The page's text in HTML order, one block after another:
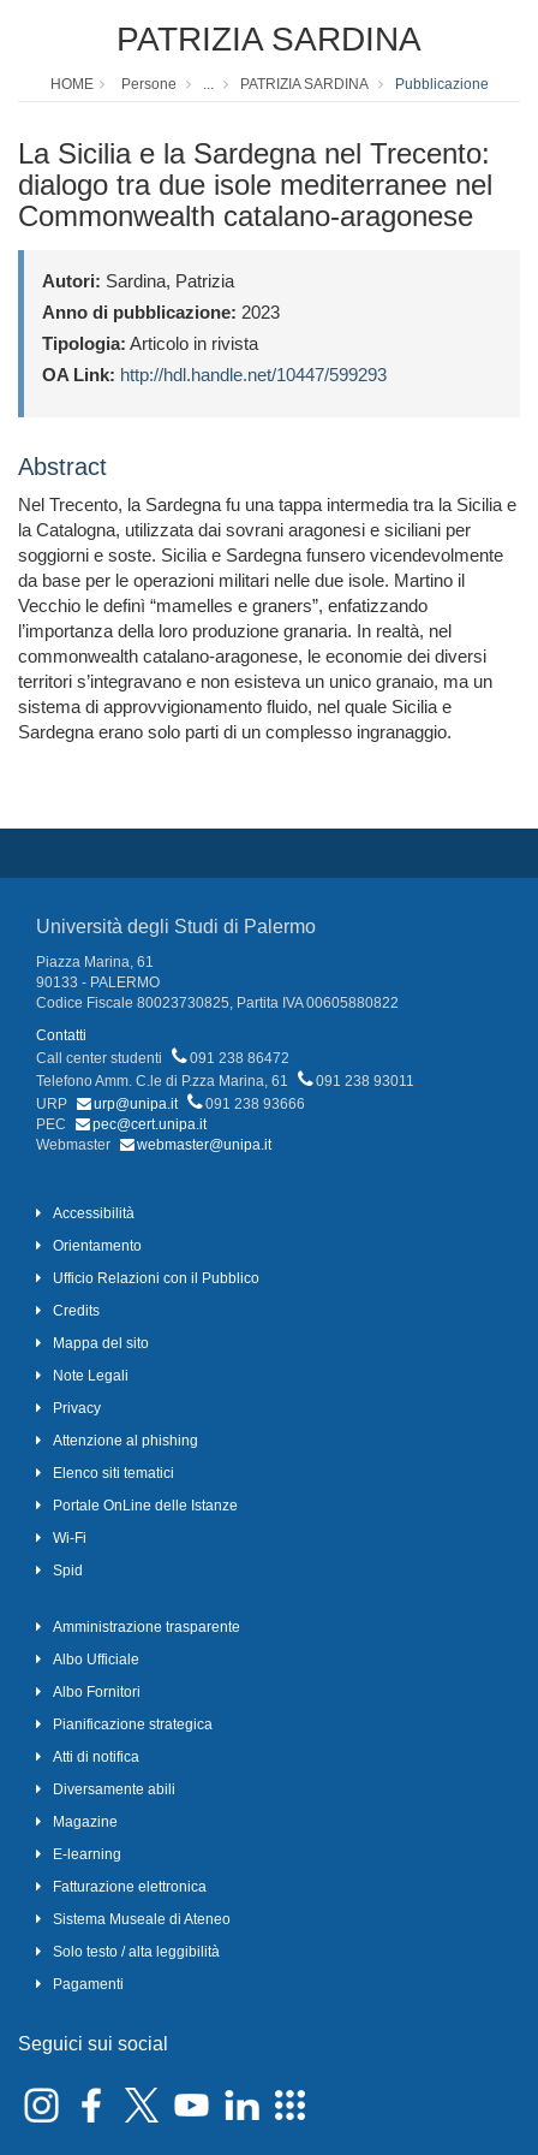
PATRIZIA SARDINA
HOME Persone ... PATRIZIA SARDINA Pubblicazione
La Sicilia e la Sardegna nel Trecento:
dialogo tra due isole mediterranee nel
Commonwealth catalano-aragonese
Autori: Sardina, Patrizia
Anno di pubblicazione: 2023
Tipologia: Articolo in rivista
OA Link: http://hdl.handle.net/10447/599293
Abstract
Nel Trecento, la Sardegna fu una tappa intermedia tra la Sicilia e
la Catalogna, utilizzata dai sovrani aragonesi e siciliani per
soggiorni e soste. Sicilia e Sardegna funsero vicendevolmente
da base per le operazioni militari nelle due isole. Martino il
Vecchio le definì “mamelles e graners”, enfatizzando
l’importanza della loro produzione granaria. In realtà, nel
commonwealth catalano-aragonese, le economie dei diversi
territori s’integravano e non esisteva un unico granaio, ma un
sistema di approvvigionamento fluido, nel quale Sicilia e
Sardegna erano solo parti di un complesso ingranaggio.
Università degli Studi di Palermo
Piazza Marina, 61
90133 - PALERMO
Codice Fiscale 80023730825, Partita IVA 00605880822
Contatti
Call center studenti
091 238 86472
Telefono Amm. C.le di P.zza Marina, 61
091 238 93011
URP
urp@unipa.it
091 238 93666
PEC
pec@cert.unipa.it
Webmaster
webmaster@unipa.it
Accessibilità
Orientamento
Ufficio Relazioni con il Pubblico
Credits
Mappa del sito
Note Legali
Privacy
Attenzione al phishing
Elenco siti tematici
Portale OnLine delle Istanze
Wi-Fi
Spid
Amministrazione trasparente
Albo Ufficiale
Albo Fornitori
Pianificazione strategica
Atti di notifica
Diversamente abili
Magazine
E-learning
Fatturazione elettronica
Sistema Museale di Ateneo
Solo testo / alta leggibilità
Pagamenti
Seguici sui social